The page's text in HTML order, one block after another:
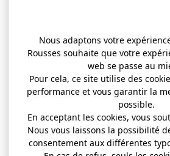
Nous adaptons votre
Rousses souhaite que votre
web se passe au
Pour cela, ce site utilise des
performance et vous garantir la
possible.
En acceptant les cookies, vous
Nous vous laissons la possibilité
consentement aux différentes